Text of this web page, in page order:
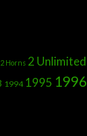
2 Horns 2 Unlimited
1994 1995 1996